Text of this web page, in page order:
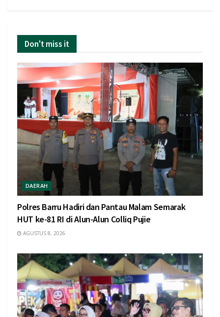
Don't miss it
DAERAH
Polres Barru Hadiri dan Pantau Malam Semarak
HUT ke-81 RI di Alun-Alun Colliq Pujie
AGUSTUS 8, 2026